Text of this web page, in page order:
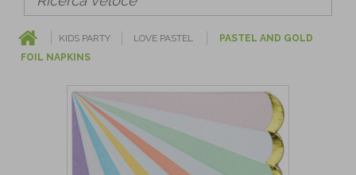
KIDS PARTY LOVE PASTEL
PASTEL AND GOLD
FOIL NAPKINS